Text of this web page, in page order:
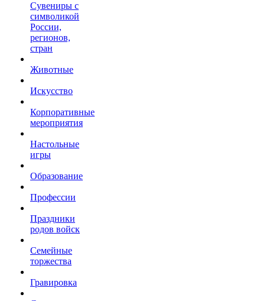
Сувениры с
символикой
России,
регионов,
стран
Животные
Искусство
Корпоративные
мероприятия
Настольные
игры
Образование
Профессии
Праздники
родов войск
Семейные
торжества
Гравировка